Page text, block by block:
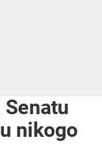
nikogo